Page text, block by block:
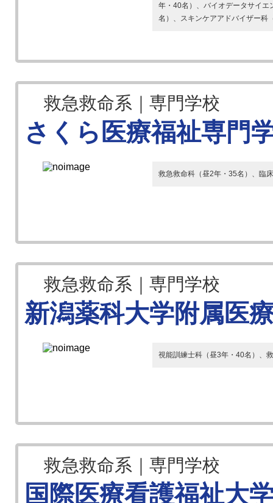
年・40名）、バイオデータサイ
名）、スキンケアアドバイザー科
救急救命系｜専門学校
さくら医療福祉専門
救急救命科（昼2年・35名）、臨
救急救命系｜専門学校
新潟薬科大学附属医
視能訓練士科（昼3年・40名）、
救急救命系｜専門学校
国際医療看護福祉大